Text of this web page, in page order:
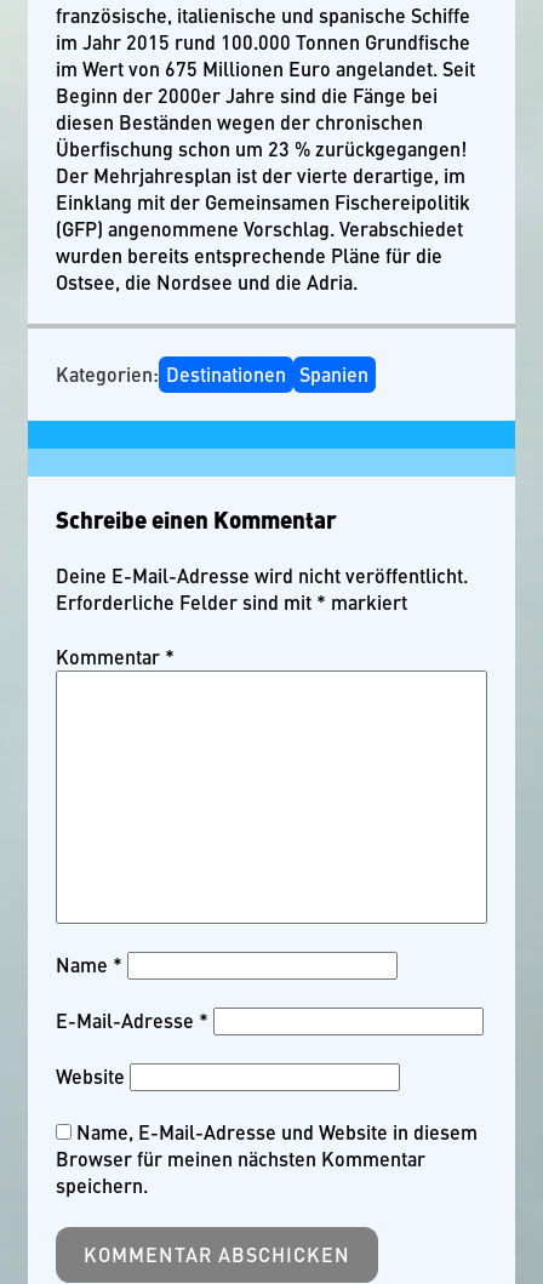
französische, italienische und spanische Schiffe
im Jahr 2015 rund 100.000 Tonnen Grundfische
im Wert von 675 Millionen Euro angelandet. Seit
Beginn der 2000er Jahre sind die Fänge bei
diesen Beständen wegen der chronischen
Überfischung schon um 23 % zurückgegangen!
Der Mehrjahresplan ist der vierte derartige, im
Einklang mit der Gemeinsamen Fischereipolitik
(GFP) angenommene Vorschlag. Verabschiedet
wurden bereits entsprechende Pläne für die
Ostsee, die Nordsee und die Adria.
Kategorien: Destinationen Spanien
Schreibe einen Kommentar
Deine E-Mail-Adresse wird nicht veröffentlicht.
Erforderliche Felder sind mit * markiert
Kommentar *
Name *
E-Mail-Adresse *
Website
Name, E-Mail-Adresse und Website in diesem
Browser für meinen nächsten Kommentar
speichern.